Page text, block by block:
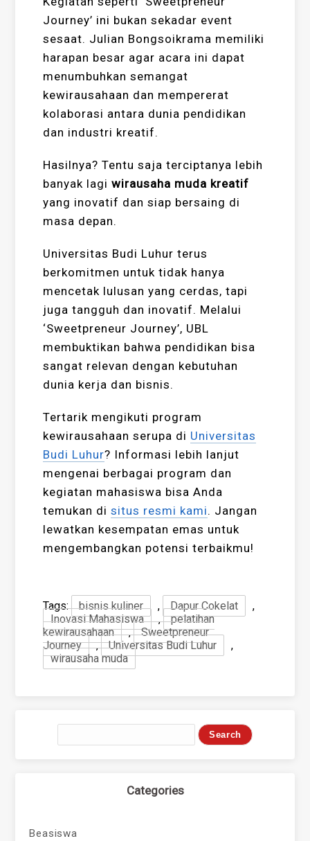
Journey’ ini bukan sekadar event
sesaat. Julian Bongsoikrama memiliki
harapan besar agar acara ini dapat
menumbuhkan semangat
kewirausahaan dan mempererat
kolaborasi antara dunia pendidikan
dan industri kreatif.
Hasilnya? Tentu saja terciptanya lebih
banyak lagiwirausaha muda kreatif
yang inovatif dan siap bersaing di
masa depan.
Universitas Budi Luhur terus
berkomitmen untuk tidak hanya
mencetak lulusan yang cerdas, tapi
juga tangguh dan inovatif. Melalui
‘Sweetpreneur Journey’, UBL
membuktikan bahwa pendidikan bisa
sangat relevan dengan kebutuhan
dunia kerja dan bisnis.
Tertarik mengikuti program
kewirausahaan serupa di Universitas
Budi Luhur? Informasi lebih lanjut
mengenai berbagai program dan
kegiatan mahasiswa bisa Anda
temukan disitus resmi kami. Jangan
lewatkan kesempatan emas untuk
mengembangkan potensi terbaikmu!
Tags: bisnis kuliner , Dapur Cokelat
,
Inovasi Mahasiswa
,
pelatihan
kewirausahaan
,
Sweetpreneur
Journey
, Universitas Budi Luhur
,
wirausaha muda
Categories
Beasiswa